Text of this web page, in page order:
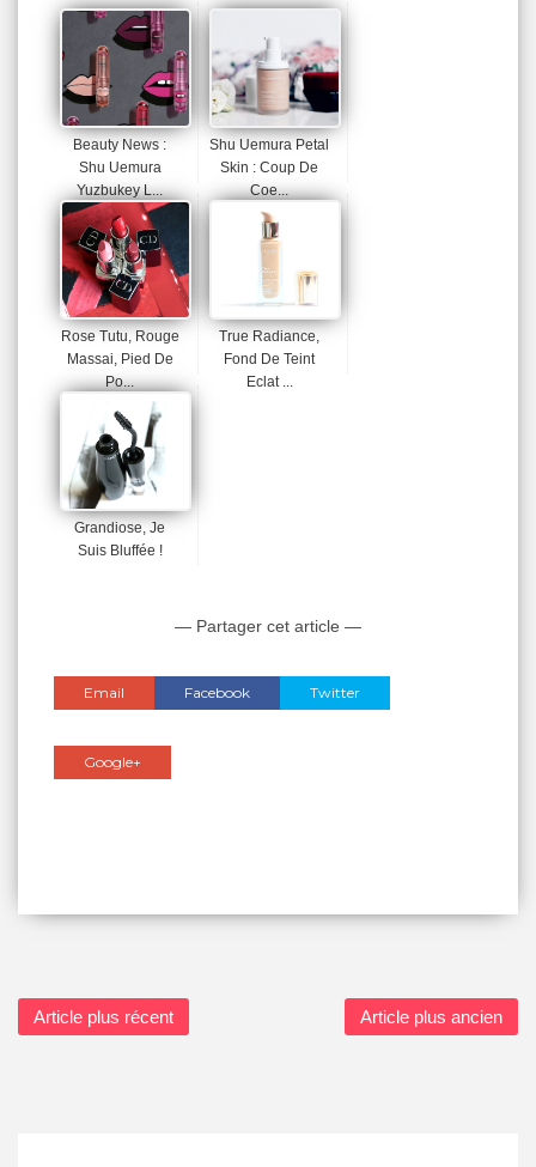
Beauty News :
Shu Uemura
Yuzbukey L...
Shu Uemura Petal
Skin : Coup De
Coe...
Rose Tutu, Rouge
Massai, Pied De
Po...
True Radiance,
Fond De Teint
Eclat ...
Grandiose, Je
Suis Bluffée !
— Partager cet article —
Email Facebook Twitter
Google+
Article plus récent Article plus ancien